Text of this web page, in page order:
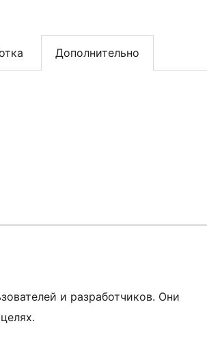
Дополнительно
и разработчиков. Они